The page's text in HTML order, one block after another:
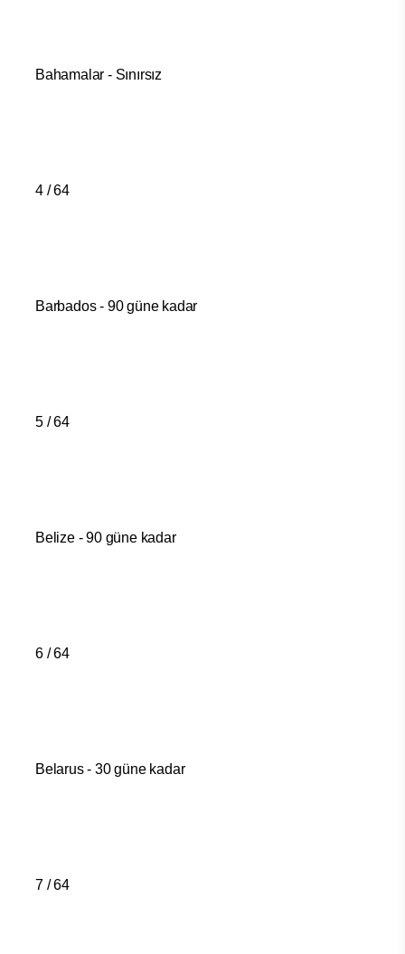
Bahamalar - Sınırsız
4 / 64
Barbados - 90 güne kadar
5 / 64
Belize - 90 güne kadar
6 / 64
Belarus - 30 güne kadar
7 / 64